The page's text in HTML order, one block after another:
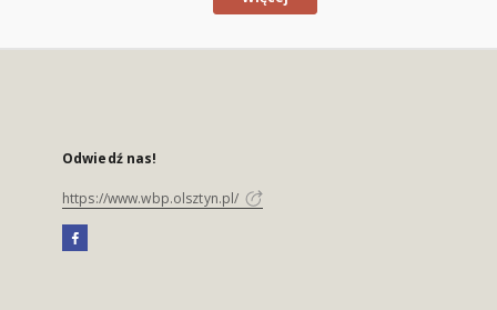
Odwiedź nas!
https://www.wbp.olsztyn.pl/